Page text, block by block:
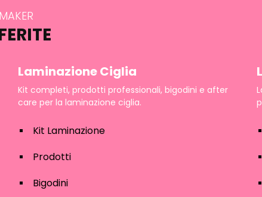
Laminazione Ciglia
Kit completi, prodotti professionali, bigodini e after
care per la laminazione ciglia.
Kit Laminazione
Prodotti
Bigodini